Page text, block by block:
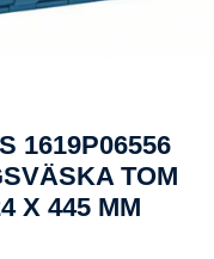
1619P06556
TOM
X 445 MM